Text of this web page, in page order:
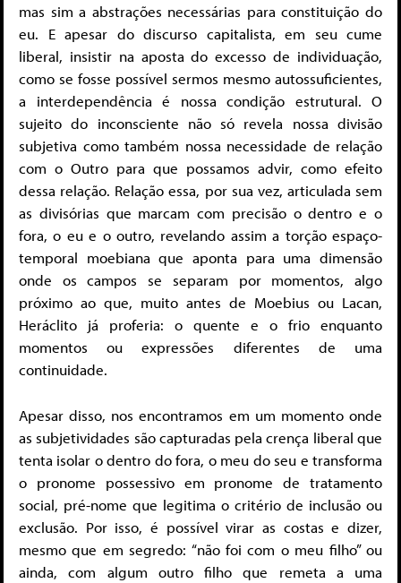
mas sim a abstrações necessárias para constituição do
eu. E apesar do discurso capitalista, em seu cume
liberal, insistir na aposta do excesso de individuação,
como se fosse possível sermos mesmo autossuficientes,
a interdependência é nossa condição estrutural. O
sujeito do inconsciente não só revela nossa divisão
subjetiva como também nossa necessidade de relação
com o Outro para que possamos advir, como efeito
dessa relação. Relação essa, por sua vez, articulada sem
as divisórias que marcam com precisão o dentro e o
fora, o eu e o outro, revelando assim a torção espaço-
temporal moebiana que aponta para uma dimensão
onde os campos se separam por momentos, algo
próximo ao que, muito antes de Moebius ou Lacan,
Heráclito já proferia: o quente e o frio enquanto
momentos ou expressões diferentes de uma
continuidade.
Apesar disso, nos encontramos em um momento onde
as subjetividades são capturadas pela crença liberal que
tenta isolar o dentro do fora, o meu do seu e transforma
o pronome possessivo em pronome de tratamento
social, pré-nome que legitima o critério de inclusão ou
exclusão. Por isso, é possível virar as costas e dizer,
mesmo que em segredo: “não foi com o meu filho” ou
ainda, com algum outro filho que remeta a uma